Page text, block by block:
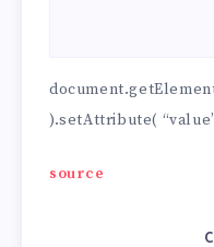
).setAttribute(
source